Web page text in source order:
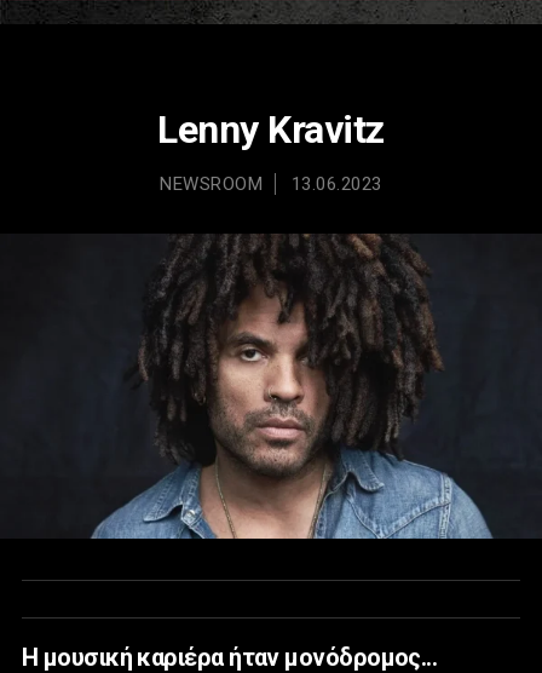
Lenny Kravitz
NEWSROOM 13.06.2023
Η μουσική καριέρα ήταν μονόδρομος...